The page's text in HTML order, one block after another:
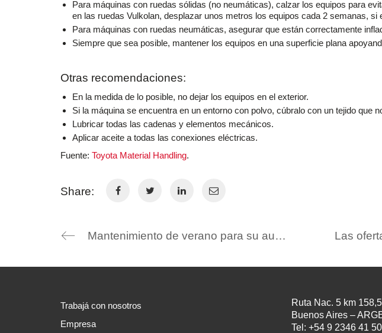
Para máquinas con ruedas sólidas (no neumáticas), calzar los equipos para
en las ruedas Vulkolan, desplazar unos metros los equipos cada 2 semanas, si
Para máquinas con ruedas neumáticas, asegurar que están correctamente
Siempre que sea posible, mantener los equipos en una superficie plana
Otras recomendaciones:
En la medida de lo posible, no dejar los equipos en el exterior.
Si la máquina se encuentra en un entorno con polvo, cúbralo con un tejido que
Lubricar todas las cadenas y elementos mecánicos.
Aplicar aceite a todas las conexiones eléctricas.
Fuente: Toyota Material Handling.
Share:
Mantenimiento de verano para su autoelevador
Trabajá con nosotros
Empresa
Ruta Nac. 5 km
Buenos Aires –
Tel: +54 9 2346 41